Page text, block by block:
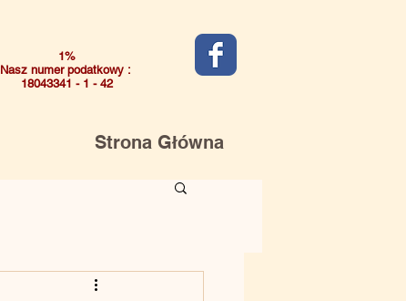
1%
Nasz numer podatkowy :
18043341 - 1 - 42
Strona Główna